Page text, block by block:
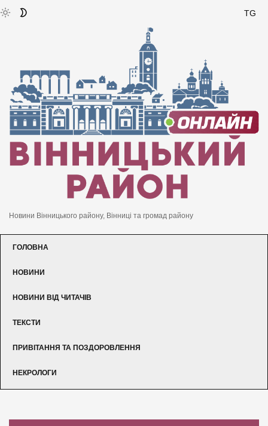
TG
Новини Вінницького району, Вінниці та громад району
ГОЛОВНА
НОВИНИ
НОВИНИ ВІД ЧИТАЧІВ
ТЕКСТИ
ПРИВІТАННЯ ТА ПОЗДОРОВЛЕННЯ
НЕКРОЛОГИ